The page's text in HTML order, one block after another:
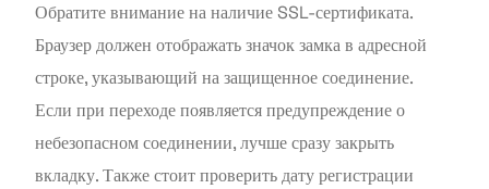
Обратите внимание на наличие SSL-сертификата.
Браузер должен отображать значок замка в адресной
строке, указывающий на защищенное соединение.
Если при переходе появляется предупреждение о
небезопасном соединении, лучше сразу закрыть
вкладку. Также стоит проверить дату регистрации